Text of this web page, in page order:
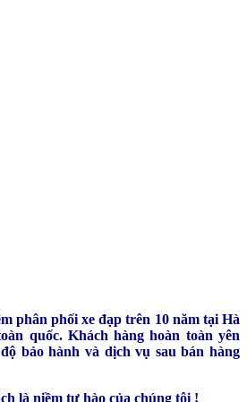
phân phối xe đạp trên 10 năm tại Hà
quốc. Khách hàng hoàn toàn yên
bảo hành và dịch vụ sau bán hàng
là niềm tự hào của chúng tôi !